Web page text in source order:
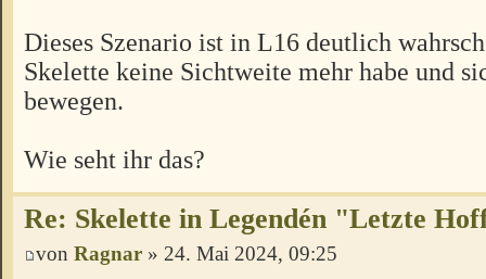
Dieses Szenario ist in L16 deutlich
Skelette keine Sichtweite mehr habe und
bewegen.
Wie seht ihr das?
Re: Skelette in Legendén "Letzte
von Ragnar » 24. Mai 2024, 09:25